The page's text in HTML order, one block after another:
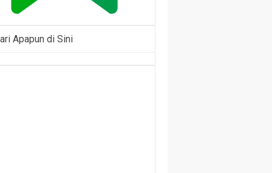
Apapun di Sini